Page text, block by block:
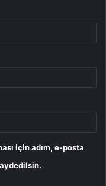
için adım, e-posta